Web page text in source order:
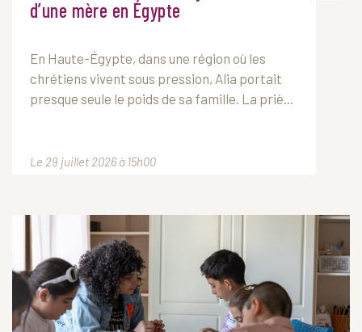
d’une mère en Égypte
En Haute-Égypte, dans une région où les
chrétiens vivent sous pression, Alia portait
presque seule le poids de sa famille. La priè...
Le 29 juillet 2026 à 15h00